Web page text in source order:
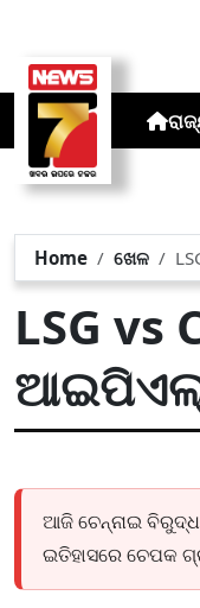
Home ଖେଳ
LSG vs
ଆଇପିଏଲ୍
ଆଜି ଚେନ୍ନାଇ
ଇତିହାସରେ ଚେପକ